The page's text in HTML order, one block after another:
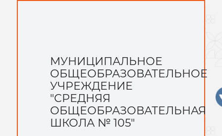
МУНИЦИПАЛЬНОЕ
ОБЩЕОБРАЗОВАТЕЛЬНОЕ
УЧРЕЖДЕНИЕ
"СРЕДНЯЯ
ОБЩЕОБРАЗОВАТЕЛЬНАЯ
ШКОЛА № 105"